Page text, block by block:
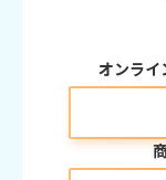
オンライ